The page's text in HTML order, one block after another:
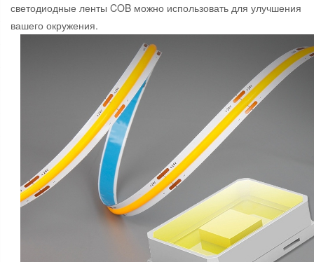
светодиодные ленты COB можно использовать для улучшения
вашего окружения.